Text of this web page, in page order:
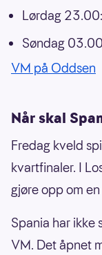
Lørdag
Søndag
VM på Oddsen
Når skal
Fredag kveld
kvartfinaler. I
gjøre opp om
Spania har ikke
VM. Det åpnet